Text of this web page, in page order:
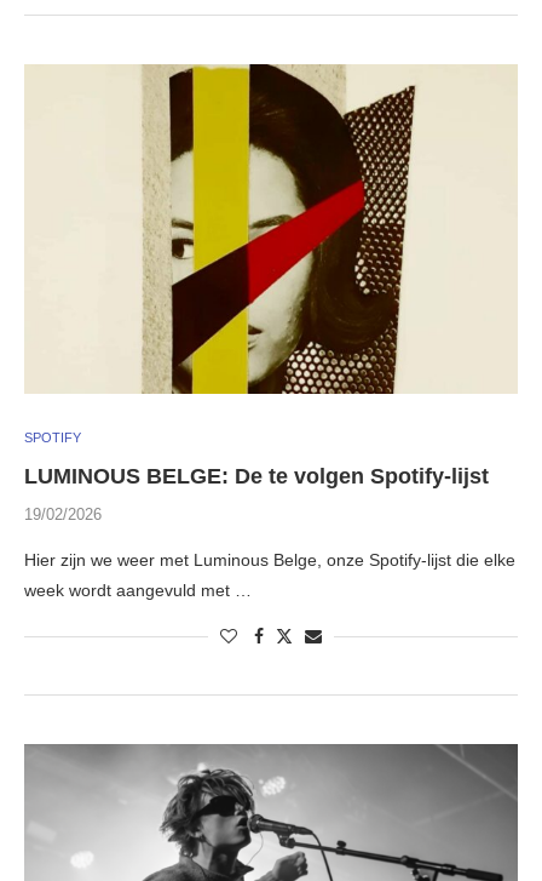
SPOTIFY
LUMINOUS BELGE: De te volgen Spotify-lijst
19/02/2026
Hier zijn we weer met Luminous Belge, onze Spotify-lijst die elke
week wordt aangevuld met …